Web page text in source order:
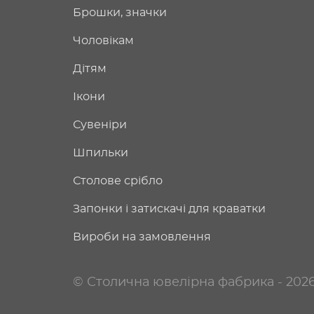
Брошки, значки
Чоловікам
Дітям
Ікони
Сувеніри
Шпильки
Столове срібло
Запонки і затискачі для краватки
Вироби на замовлення
© Столична ювелірна фабрика -